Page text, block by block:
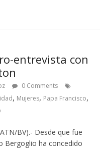
entrevista con
0 Comments
, Mujeres, Papa Francisco,
BV).- Desde que fue
Bergoglio ha concedido